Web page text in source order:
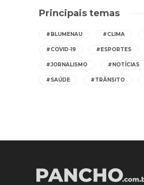
Principais temas
#BLUMENAU #CLIMA
#COVID-19 #ESPORTES
#JORNALISMO #NOTÍCIAS
#SAÚDE #TRÂNSITO